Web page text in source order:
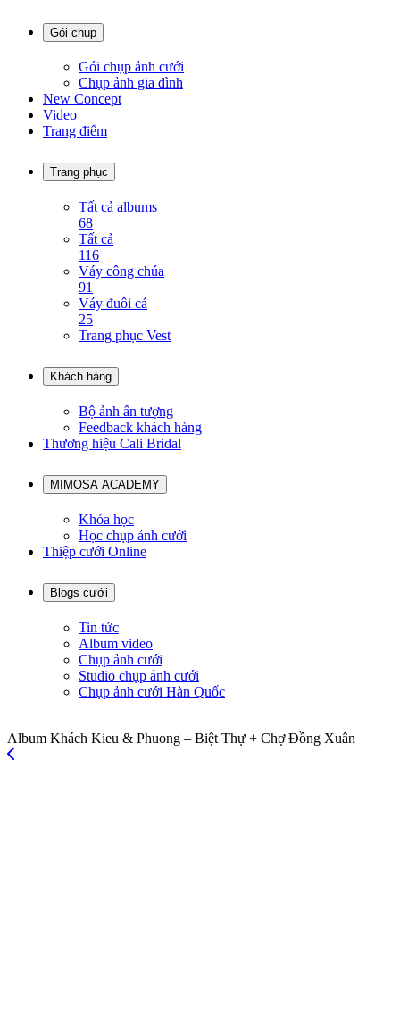
Gói chụp
Gói chụp ảnh cưới
Chụp ảnh gia đình
New Concept
Video
Trang điểm
Trang phục
Tất cả albums
68
Tất cả
116
Váy công chúa
91
Váy đuôi cá
25
Trang phục Vest
Khách hàng
Bộ ảnh ấn tượng
Feedback khách hàng
Thương hiệu Cali Bridal
MIMOSA ACADEMY
Khóa học
Học chụp ảnh cưới
Thiệp cưới Online
Blogs cưới
Tin tức
Album video
Chụp ảnh cưới
Studio chụp ảnh cưới
Chụp ảnh cưới Hàn Quốc
Album Khách Kieu & Phuong – Biệt Thự + Chợ Đồng Xuân